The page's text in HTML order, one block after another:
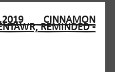
CINNAMON
REMINDED -